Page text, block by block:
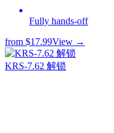
Fully hands-off
from $17.99View →
KRS-7.62 解锁